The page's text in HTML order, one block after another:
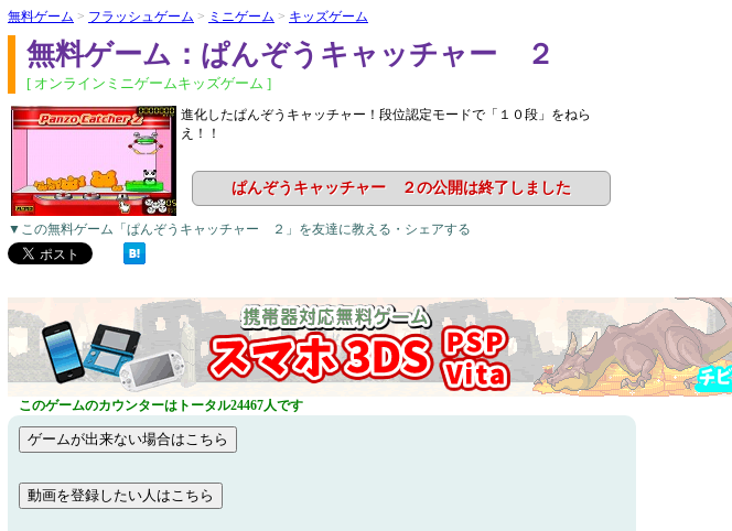
無料ゲーム > フラッシュゲーム > ミニゲーム > キッズゲーム
無料ゲーム：ぱんぞうキャッチャー ２
[ オンラインミニゲームキッズゲーム ]
進化したぱんぞうキャッチャー！段位認定モードで「１０段」をねら
え！！
ぱんぞうキャッチャー ２の公開は終了しました
▼この無料ゲーム「ぱんぞうキャッチャー ２」を友達に教える・シェアする
このゲームのカウンターはトータル24467人です